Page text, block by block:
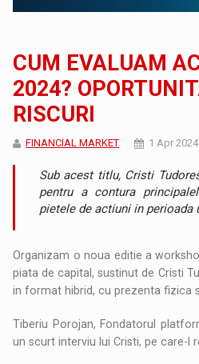
CUM EVALUAM
2024?
RISCURI
FINANCIAL MARKET 1 Apr 2024
Sub acest titlu, Cristi
pentru a contura
pietele de actiuni in perioada
Organizam o noua editie a
piata de capital, sustinut de Cristi
in format hibrid, cu prezenta fizica
Tiberiu Porojan, Fondatorul
un scurt interviu lui Cristi, pe care-l